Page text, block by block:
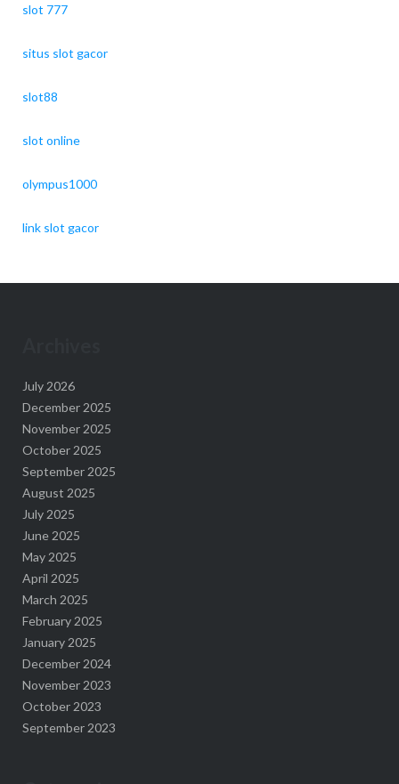
slot 777
situs slot gacor
slot88
slot online
olympus1000
link slot gacor
July 2026
December 2025
November 2025
October 2025
September 2025
August 2025
July 2025
June 2025
May 2025
April 2025
March 2025
February 2025
January 2025
December 2024
November 2023
October 2023
September 2023